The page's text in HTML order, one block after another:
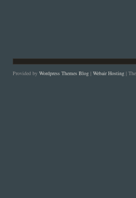
Provided by Wordpress Themes Blog | Webair Hosting |